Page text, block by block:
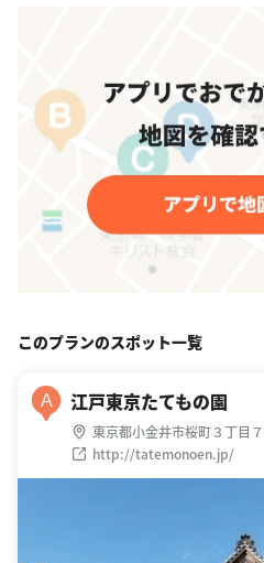
このプランのスポット一覧
A 江戸東京たてもの園
東京都小金井市桜町３丁目
http://tatemonoen.jp/